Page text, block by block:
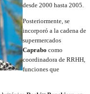
desde 2000 hasta 2005.
Posteriormente, se
incorporó a la cadena de
supermercados
Caprabo como
coordinadora de RRHH,
funciones que